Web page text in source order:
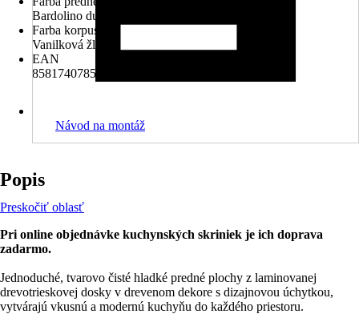
Bardolino dub
Farba korpusu
Vanilková žltá
EAN
8581740785225
Návod na montáž
Popis
Preskočiť oblasť
Pri online objednávke kuchynských skriniek je ich doprava
zadarmo.
Jednoduché, tvarovo čisté hladké predné plochy z laminovanej
drevotrieskovej dosky v drevenom dekore s dizajnovou úchytkou,
vytvárajú vkusnú a modernú kuchyňu do každého priestoru.